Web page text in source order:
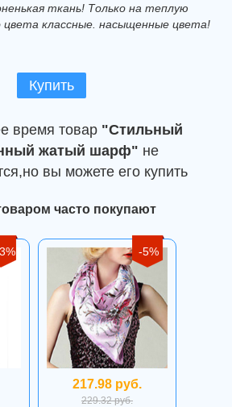
ткань! Только на теплую
цвета классные. насыщенные цвета!
Купить
время товар "Стильный
жатый шарф" не
вы можете его купить
часто покупают
-5%
217.98 руб.
229.32 руб.